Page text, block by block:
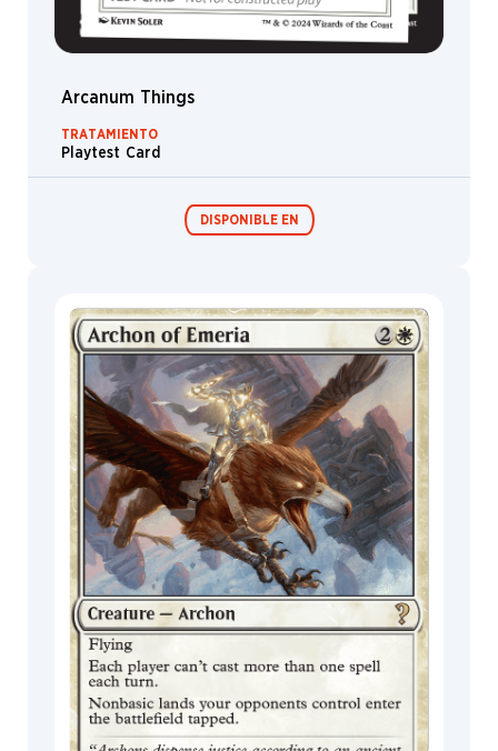
Dinosaurio
Saga
Noble
Buey
Nómada
Ninja
Zombie
Fragmentado
Perforador
Lhurgoyf
Rata
Consejero
Lobo
Lección
Planta
Muro
Sicario
Orco
Arcanum Things
TRATAMIENTO
Playtest Card
DISPONIBLE EN
MagicCon
Festival in a